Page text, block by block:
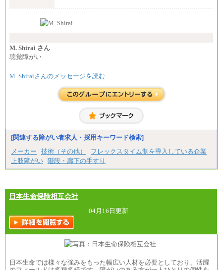
す。
い職責を担う方については、さらに高い金額を個別
※上記に加え、所定労働時間外に勤務をした場
※試用期間中も給与に変更はございません。
＜募集各社・全職種共通＞
月給21万円以上～
※試用期間中の給与に変更はありません。
ます。
M. Shirai さん
聴覚障がい
M. Shiraiさんのメッセージを読む
[関連する障がい者求人・採用キーワード検索]
メーカー
技術（その他）
フレックスタイム制を導入している企業
上肢障がい 階段・廊下の手すり
日本生命保険相互会社
04月16日更新
日本生命では様々な強みをもった幅広い人材を必要としており、活躍